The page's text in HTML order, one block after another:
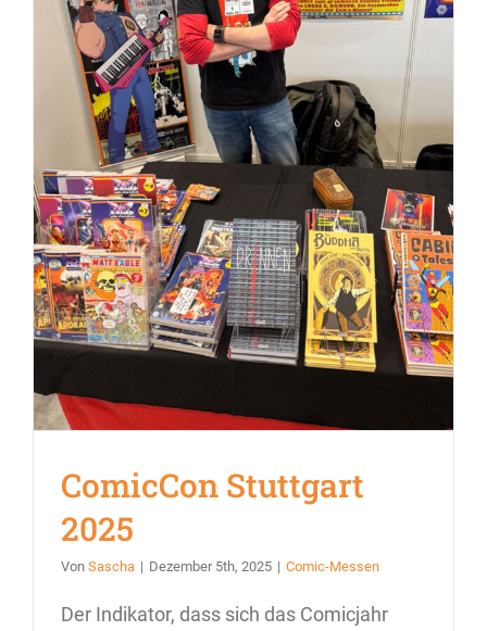
ComicCon Stuttgart
2025
Von Sascha | Dezember 5th, 2025 | Comic-Messen
Der Indikator, dass sich das Comicjahr